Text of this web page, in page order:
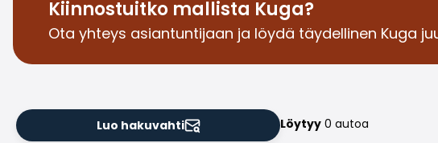
Kiinnostuitko mallista Kuga?
Ota yhteys asiantuntijaan ja löydä täydellinen Kuga
Luo hakuvahti Löytyy 0 autoa